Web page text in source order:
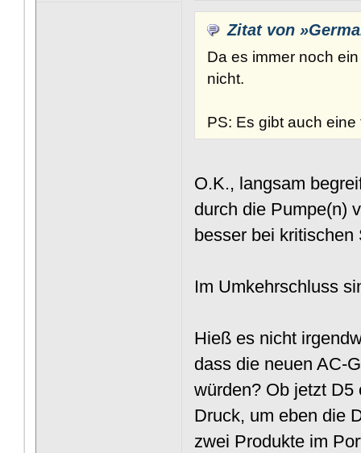
Zitat von
Da es immer noch
nicht.
PS: Es gibt auch
O.K., langsam
durch die Pumpe(n)
besser bei kritischen
Im Umkehrschluss
Hieß es nicht
dass die neuen AC-
würden? Ob jetzt
Druck, um eben die
zwei Produkte im